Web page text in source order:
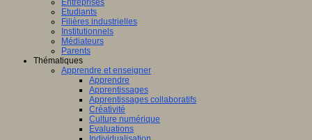
Entreprises
Etudiants
Filières industrielles
Institutionnels
Médiateurs
Parents
Thématiques
Apprendre et enseigner
Apprendre
Apprentissages
Apprentissages collaboratifs
Créativité
Culture numérique
Evaluations